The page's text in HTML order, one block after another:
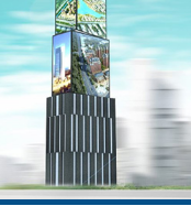
智能候车亭 公交站